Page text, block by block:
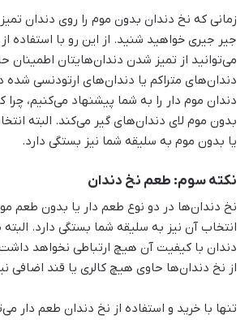
زمانی که نخ دندان بدون موم را روی دندان
جیر جیری خواهید شنید. از این رو با استفاده
می‌توانید از تمیز شدن دندان‌هایتان اطمینان
دندان‌های متراکم یا دندان‌های ارتودنسی شده
دندان موم دار را به شما پیشنهاد می‌کنیم،
بدون موم لای دندان‌های گیر می‌کند. البته
یا بدون موم به سلیقه شما نیز بستگی دارد.
نکته سوم: طعم نخ دندان
نخ دندان‌ها در دو نوع طعم دار یا بدون طعم
انتخاب آن نیز به سلیقه شما بستگی دارد.
دندان با کیفیت آن هیچ ارتباطی نخواهد
از نخ دندان‌ها حاوی هیچ کالری یا قند اضافی
تنها با خرید و استفاده از نخ دندان طعم دار